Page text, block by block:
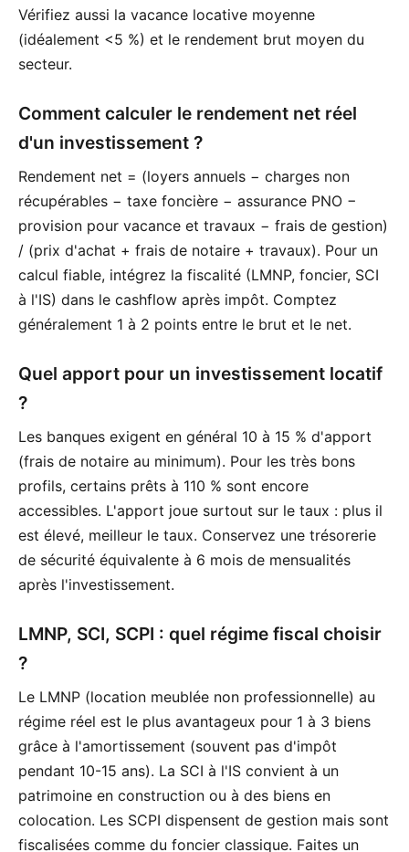
Vérifiez aussi la vacance locative moyenne
(idéalement <5 %) et le rendement brut moyen du
secteur.
Comment calculer le rendement net réel
d'un investissement ?
Rendement net = (loyers annuels − charges non
récupérables − taxe foncière − assurance PNO −
provision pour vacance et travaux − frais de gestion)
/ (prix d'achat + frais de notaire + travaux). Pour un
calcul fiable, intégrez la fiscalité (LMNP, foncier, SCI
à l'IS) dans le cashflow après impôt. Comptez
généralement 1 à 2 points entre le brut et le net.
Quel apport pour un investissement locatif
?
Les banques exigent en général 10 à 15 % d'apport
(frais de notaire au minimum). Pour les très bons
profils, certains prêts à 110 % sont encore
accessibles. L'apport joue surtout sur le taux : plus il
est élevé, meilleur le taux. Conservez une trésorerie
de sécurité équivalente à 6 mois de mensualités
après l'investissement.
LMNP, SCI, SCPI : quel régime fiscal choisir
?
Le LMNP (location meublée non professionnelle) au
régime réel est le plus avantageux pour 1 à 3 biens
grâce à l'amortissement (souvent pas d'impôt
pendant 10-15 ans). La SCI à l'IS convient à un
patrimoine en construction ou à des biens en
colocation. Les SCPI dispensent de gestion mais sont
fiscalisées comme du foncier classique. Faites un